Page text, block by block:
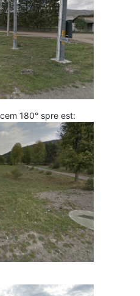
180° spre est: